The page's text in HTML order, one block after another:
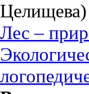
Целищева)
Лес –